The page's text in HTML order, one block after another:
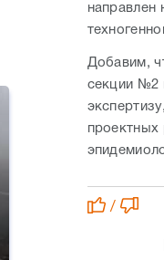
направлен
Добавим,
секции №2
проектных
/